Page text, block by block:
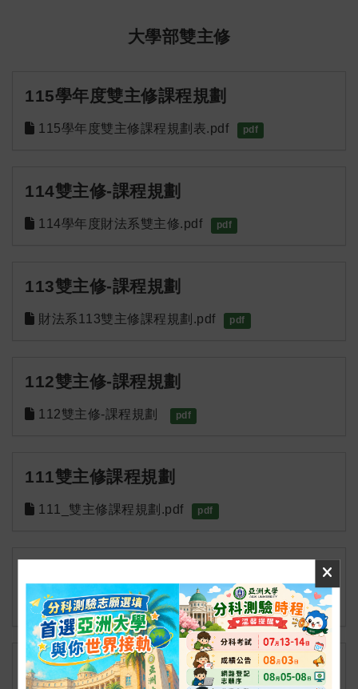
大學部雙主修
115學年度雙主修課程規劃
115學年度雙主修課程規劃表.pdf pdf
114雙主修-課程規劃
114學年度財法系雙主修.pdf pdf
113雙主修-課程規劃
財法系113雙主修課程規劃.pdf pdf
112雙主修-課程規劃
112雙主修-課程規劃 pdf
111雙主修課程規劃
111_雙主修課程規劃.pdf pdf
110_雙主修課程規劃.pdf pdf
109雙主修課程規劃